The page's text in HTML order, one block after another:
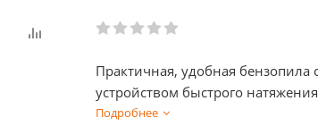
Практичная, удобная бензопила
устройством быстрого
Подробнее